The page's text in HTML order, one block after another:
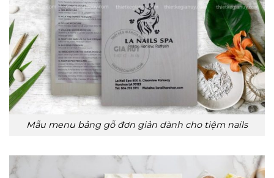
Mẫu menu bảng gỗ đơn giản dành cho tiệm nails